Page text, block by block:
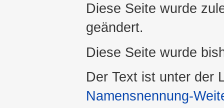
Diese Seite wurde
geändert.
Diese Seite wurde
Der Text ist unter der
Namensnennung-